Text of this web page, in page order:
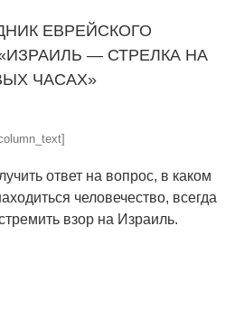
ЕВРЕЙСКОГО
— СТРЕЛКА НА
ЧАСАХ»
ответ на вопрос, в каком
человечество, всегда
взор на Израиль.